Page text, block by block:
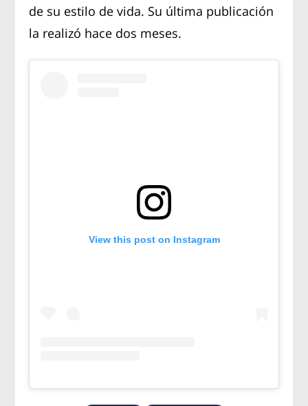
de su estilo de vida. Su última publicación
la realizó hace dos meses.
View this post on Instagram